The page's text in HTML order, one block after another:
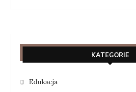
KATEGORIE
Edukacja